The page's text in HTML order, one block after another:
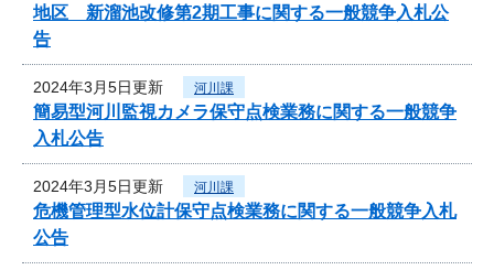
地区 新溜池改修第2期工事に関する一般競争入札公
告
2024年3月5日更新 河川課
簡易型河川監視カメラ保守点検業務に関する一般競争
入札公告
2024年3月5日更新 河川課
危機管理型水位計保守点検業務に関する一般競争入札
公告